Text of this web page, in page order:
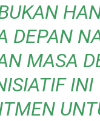
DEPAN
MASA
INI